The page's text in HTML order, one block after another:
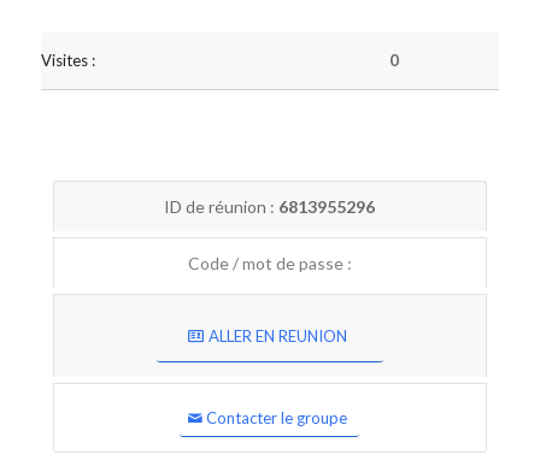
Visites : 0
ID de réunion : 6813955296
Code / mot de passe :
ALLER EN REUNION
Contacter le groupe